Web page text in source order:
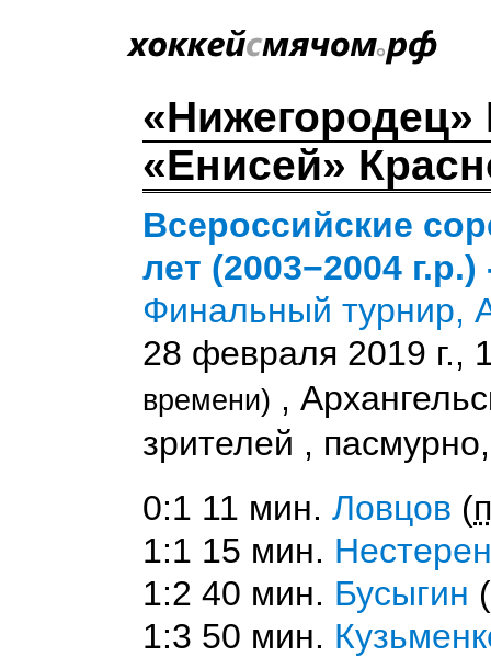
«Енисей»
Всероссийские
лет (2003−2004 г.р.)
Финальный турнир,
28 февраля 2019 г.,
времени) ,
зрителей ,
0:1 11 мин. Ловцов (
1:1 15 мин.
1:2 40 мин. Бусыгин (
1:3 50 мин.